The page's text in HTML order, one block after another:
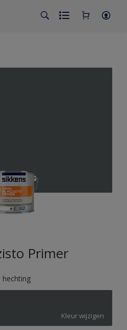
Primer
hechting
Kleur wijzigen